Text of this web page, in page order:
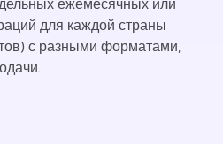
для каждой страны
с разными форматами,